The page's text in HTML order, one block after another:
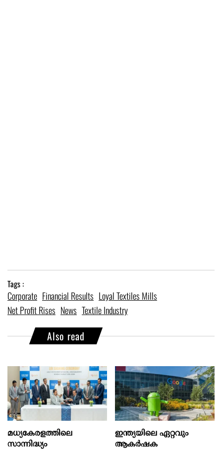
Tags :
Corporate Financial Results Loyal Textiles Mills
Net Profit Rises News Textile Industry
Also read
മധ്യകേരളത്തിലെ
സാന്നിദ്ധ്യം
ഇന്ത്യയിലെ ഏറ്റവും
ആകര്‍ഷക